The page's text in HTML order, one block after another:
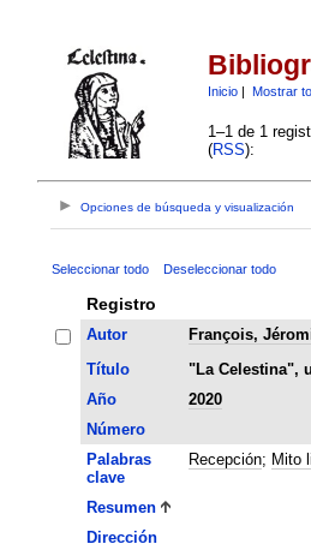
Inicio| Mostrar
1–1 de 1
(RSS):
Opciones de búsqueda y visualización
Seleccionar todo Deseleccionar todo
Registro
Autor
François,
Título
"La Celestina",
Año
2020
Número
Palabras
clave
Recepción; Mito
Resumen
Dirección